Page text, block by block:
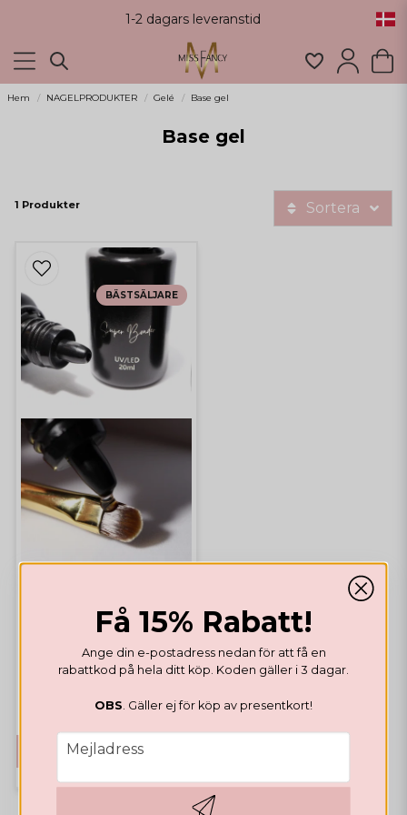
1-2 dagars leveranstid
Hem NAGELPRODUKTER Gelé Base gel
Base gel
1 Produkter Sortera
PREP
Super Bonder 20ml
199,28 DKK
KÖP
BÄSTSÄLJARE
Få 15% Rabatt!
Ange din e-postadress nedan för att få en
rabattkod på hela ditt köp. Koden gäller i 3 dagar.
OBS . Gäller ej för köp av presentkort!
email
Mejladress